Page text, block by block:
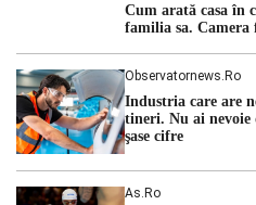
hidrologic din ultimii ani. Lipsa
Cum arată casa în
familia sa. Camera
Observatornews.ro
Industria care are
tineri. Nu ai nevoie
şase cifre
As.ro